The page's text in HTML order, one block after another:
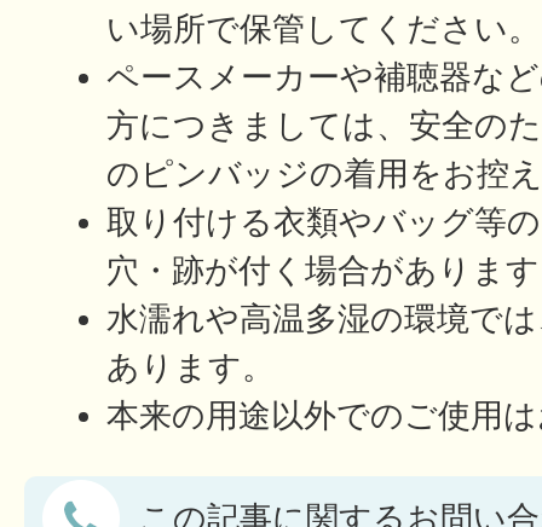
い場所で保管してください。
ペースメーカーや補聴器な
方につきましては、安全の
のピンバッジの着用をお控
取り付ける衣類やバッグ等
穴・跡が付く場合がありま
水濡れや高温多湿の環境で
あります。
本来の用途以外でのご使用
この記事に関するお問い